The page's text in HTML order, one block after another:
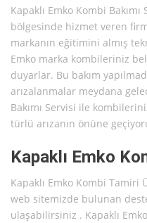
Kapaklı Emko Kombi
bölgesinde hizmet veren
markanın eğitimini almış
Emko marka kombileriniz
duyarlar. Bu bakım
arızalanmalar meydana
Bakımı Servisi ile
türlü arızanın önüne
Kapaklı Emko
Kapaklı Emko Kombi
web sitemizde bulunan
ulaşabilirsiniz . Kapaklı